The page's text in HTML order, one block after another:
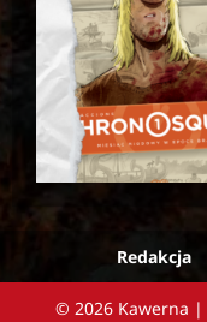
Redakcja
© 2026 Kawerna |